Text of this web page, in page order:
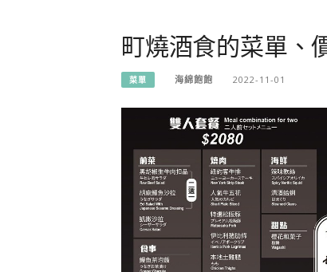
町燒酒食的菜單、
菜單 海綿飽飽 2022-11-01